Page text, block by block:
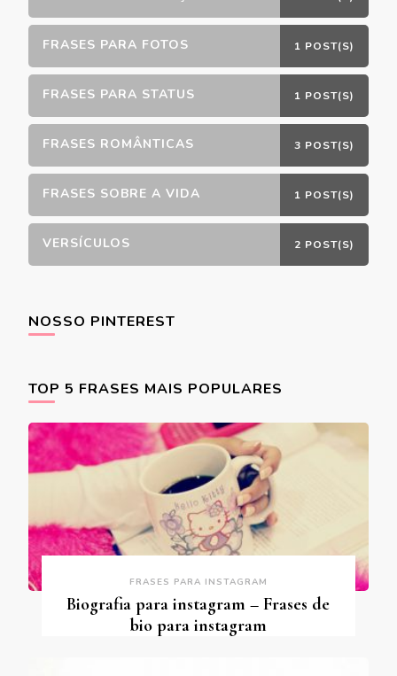
FRASES PARA FOTOS 1 POST(S)
FRASES PARA STATUS 1 POST(S)
FRASES ROMÂNTICAS 3 POST(S)
FRASES SOBRE A VIDA 1 POST(S)
VERSÍCULOS 2 POST(S)
NOSSO PINTEREST
TOP 5 FRASES MAIS POPULARES
FRASES PARA INSTAGRAM
Biografia para instagram – Frases de
bio para instagram